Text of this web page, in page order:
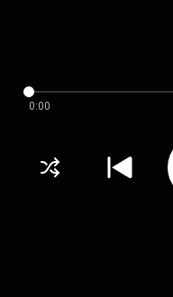
0:00